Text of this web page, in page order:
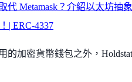
代 Metamask？介紹以太坊抽
| ERC-4337
的加密貨幣錢包之外，